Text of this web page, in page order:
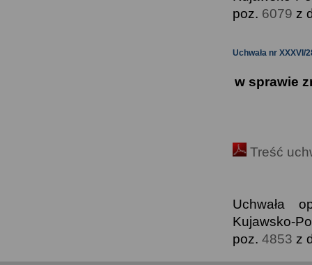
poz. 6079 z
Uchwała nr XXXVI/
w sprawie
Treść
Uchwała
Kujawsko-
poz. 4853 z